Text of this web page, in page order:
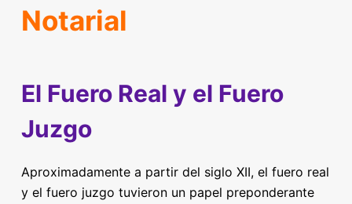
Notarial
El Fuero Real y el Fuero
Juzgo
Aproximadamente a partir del siglo XII, el fuero real
y el fuero juzgo tuvieron un papel preponderante